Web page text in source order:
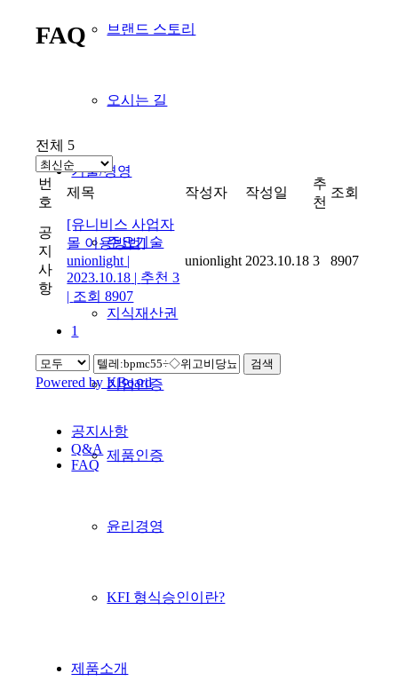
브랜드 스토리
오시는 길
기술/경영
주요기술
지식재산권
기업인증
제품인증
윤리경영
KFI 형식승인이란?
제품소개
FAQ
전체 5
번
호
제목 작성자 작성일
추
천
조회
공
지
사
항
[유니비스 사업자
몰 이용방법]
unionlight |
2023.10.18 | 추천 3
| 조회 8907
unionlight 2023.10.18 3 8907
1
검색
Powered by KBoard
공지사항
Q&A
FAQ